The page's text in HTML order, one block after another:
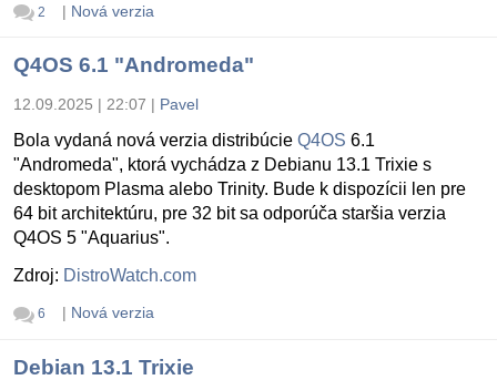
2 | Nová verzia
Q4OS 6.1 "Andromeda"
12.09.2025 | 22:07 | Pavel
Bola vydaná nová verzia distribúcie Q4OS 6.1
"Andromeda", ktorá vychádza z Debianu 13.1 Trixie s
desktopom Plasma alebo Trinity. Bude k dispozícii len pre
64 bit architektúru, pre 32 bit sa odporúča staršia verzia
Q4OS 5 "Aquarius".
Zdroj: DistroWatch.com
6 | Nová verzia
Debian 13.1 Trixie